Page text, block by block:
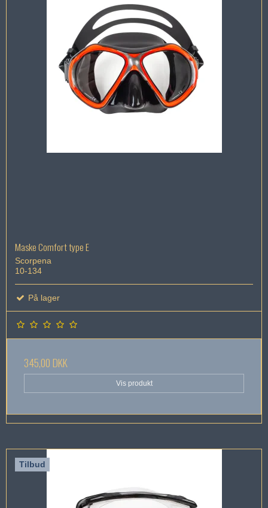
Maske Comfort type E
Scorpena
10-134
På lager
345,00 DKK
Vis produkt
Tilbud